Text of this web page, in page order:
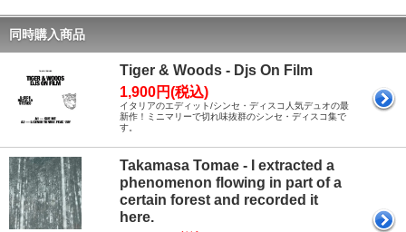
同時購入商品
Tiger & Woods - Djs On Film
1,900円(税込)
イタリアのエディット/シンセ・ディスコ人気デュオの最
新作！ミニマリーで切れ味抜群のシンセ・ディスコ集で
す。
Takamasa Tomae - I extracted a
phenomenon flowing in part of a
certain forest and recorded it
here.